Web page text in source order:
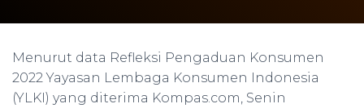
Menurut data Refleksi Pengaduan Konsumen
2022 Yayasan Lembaga Konsumen Indonesia
(YLKI) yang diterima Kompas.com, Senin